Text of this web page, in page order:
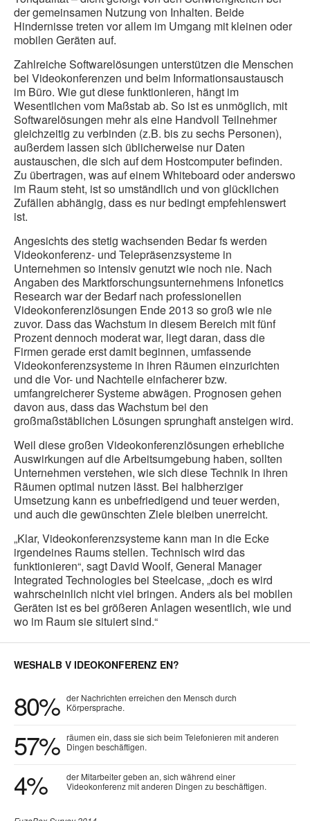
der gemeinsamen Nutzung von Inhalten. Beide
Hindernisse treten vor allem im Umgang mit kleinen oder
mobilen Geräten auf.
Zahlreiche Softwarelösungen unterstützen die Menschen
bei Videokonferenzen und beim Informationsaustausch
im Büro. Wie gut diese funktionieren, hängt im
Wesentlichen vom Maßstab ab. So ist es unmöglich, mit
Softwarelösungen mehr als eine Handvoll Teilnehmer
gleichzeitig zu verbinden (z.B. bis zu sechs Personen),
außerdem lassen sich üblicherweise nur Daten
austauschen, die sich auf dem Hostcomputer befinden.
Zu übertragen, was auf einem Whiteboard oder anderswo
im Raum steht, ist so umständlich und von glücklichen
Zufällen abhängig, dass es nur bedingt empfehlenswert
ist.
Angesichts des stetig wachsenden Bedar fs werden
Videokonferenz- und Telepräsenzsysteme in
Unternehmen so intensiv genutzt wie noch nie. Nach
Angaben des Marktforschungsunternehmens Infonetics
Research war der Bedarf nach professionellen
Videokonferenzlösungen Ende 2013 so groß wie nie
zuvor. Dass das Wachstum in diesem Bereich mit fünf
Prozent dennoch moderat war, liegt daran, dass die
Firmen gerade erst damit beginnen, umfassende
Videokonferenzsysteme in ihren Räumen einzurichten
und die Vor- und Nachteile einfacherer bzw.
umfangreicherer Systeme abwägen. Prognosen gehen
davon aus, dass das Wachstum bei den
großmaßstäblichen Lösungen sprunghaft ansteigen wird.
Weil diese großen Videokonferenzlösungen erhebliche
Auswirkungen auf die Arbeitsumgebung haben, sollten
Unternehmen verstehen, wie sich diese Technik in ihren
Räumen optimal nutzen lässt. Bei halbherziger
Umsetzung kann es unbefriedigend und teuer werden,
und auch die gewünschten Ziele bleiben unerreicht.
„Klar, Videokonferenzsysteme kann man in die Ecke
irgendeines Raums stellen. Technisch wird das
funktionieren“, sagt David Woolf, General Manager
Integrated Technologies bei Steelcase, „doch es wird
wahrscheinlich nicht viel bringen. Anders als bei mobilen
Geräten ist es bei größeren Anlagen wesentlich, wie und
wo im Raum sie situiert sind.“
WESHALB V IDEOKONFERENZ EN?
80% der Nachrichten erreichen den Mensch durch
Körpersprache.
57% räumen ein, dass sie sich beim Telefonieren mit anderen
Dingen beschäftigen.
4%
der Mitarbeiter geben an, sich während einer
Videokonferenz mit anderen Dingen zu beschäftigen.